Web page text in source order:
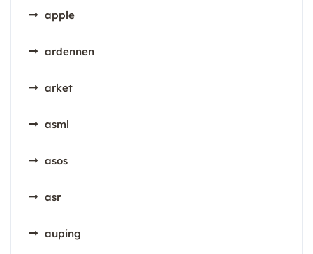
apple
ardennen
arket
asml
asos
asr
auping